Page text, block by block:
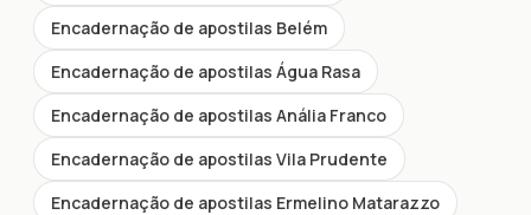
Encadernação de apostilas Belém
Encadernação de apostilas Água Rasa
Encadernação de apostilas Anália Franco
Encadernação de apostilas Vila Prudente
Encadernação de apostilas Ermelino Matarazzo